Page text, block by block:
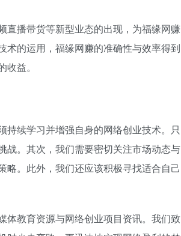
直播带货等新型业态的出现，为福缘网赚
术的运用，福缘网赚的准确性与效率得到
益。
续学习并增强自身的网络创业技术。只
战。其次，我们需要密切关注市场动态与
。此外，我们还应该积极寻找适合自己
体教育资源与网络创业项目资讯。我们致